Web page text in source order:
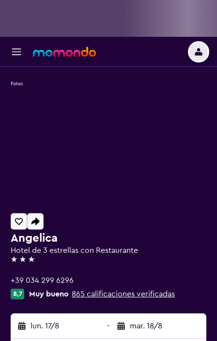
Angelica
Hotel de 3 estrellas con Restaurante
3 estrellas
+39 034 299 6296
8,7 Muy bueno 865 calificaciones verificadas
lun. 17/8 - mar. 18/8
Fotos